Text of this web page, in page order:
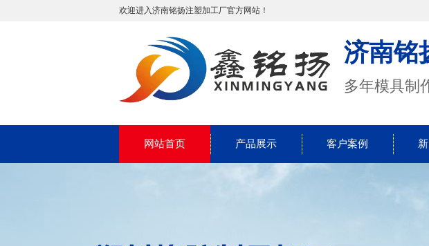
欢迎进入济南铭扬注塑加工厂官方网站！
济南铭
多年模具制
网站首页 产品展示 客户案例